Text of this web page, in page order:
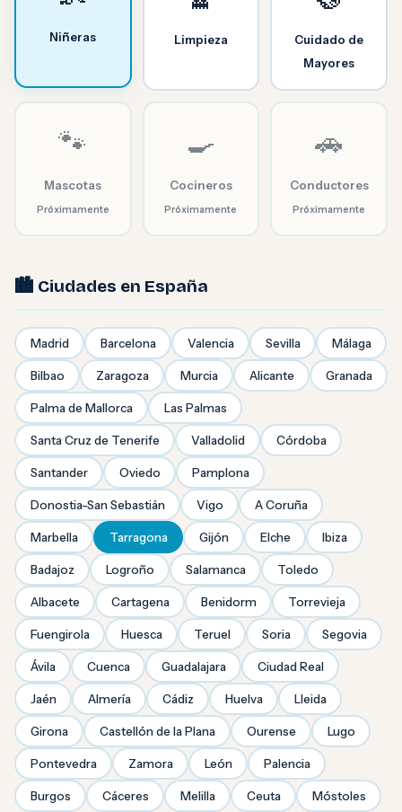
Niñeras Limpieza
Cuidado de
Mayores
🐾
Mascotas
Próximamente
🍳
Cocineros
Próximamente
🚗
Conductores
Próximamente
🏙️ Ciudades en España
Madrid Barcelona Valencia Sevilla Málaga
Bilbao Zaragoza Murcia Alicante Granada
Palma de Mallorca Las Palmas
Santa Cruz de Tenerife Valladolid Córdoba
Santander Oviedo Pamplona
Donostia-San Sebastián Vigo A Coruña
Marbella Tarragona Gijón Elche Ibiza
Badajoz Logroño Salamanca Toledo
Albacete Cartagena Benidorm Torrevieja
Fuengirola Huesca Teruel Soria Segovia
Ávila Cuenca Guadalajara Ciudad Real
Jaén Almería Cádiz Huelva Lleida
Girona Castellón de la Plana Ourense Lugo
Pontevedra Zamora León Palencia
Burgos Cáceres Melilla Ceuta Móstoles